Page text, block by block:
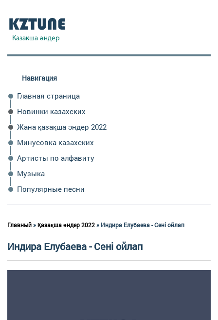
Навигация
Главная страница
Новинки казахских
Жана қазақша әндер 2022
Минусовка казахских
Артисты по алфавиту
Музыка
Популярные песни
Главный»Қазақша әндер 2022» Индира Елубаева - Сені ойлап
Индира Елубаева - Сені ойлап